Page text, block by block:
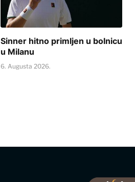
Sinner hitno primljen u bolnicu
u Milanu
6. Augusta 2026.